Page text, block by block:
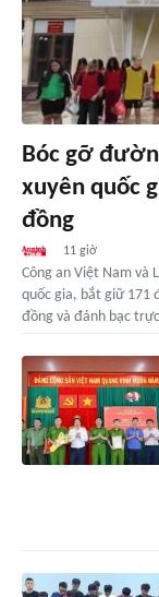
Bóc gỡ
xuyên quốc
đồng
11 giờ
Công an Việt Nam và
quốc gia, bắt giữ 171
đồng và đánh bạc